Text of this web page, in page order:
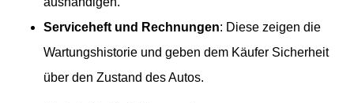
Serviceheft und Rechnungen: Diese zeigen die
Wartungshistorie und geben dem Käufer Sicherheit
über den Zustand des Autos.